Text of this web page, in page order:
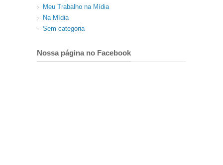
Meu Trabalho na Mídia
Na Mídia
Sem categoria
Nossa página no Facebook